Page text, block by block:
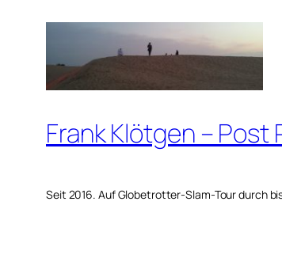
springen
Frank Klötgen –
Seit 2016. Auf Globetrotter-Slam-Tour durch